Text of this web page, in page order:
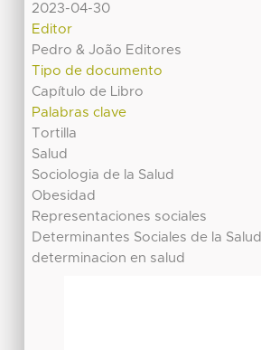
2023-04-30
Editor
Pedro & João Editores
Tipo de documento
Capítulo de Libro
Palabras clave
Tortilla
Salud
Sociologia de la Salud
Obesidad
Representaciones sociales
Determinantes Sociales de la Salud
determinacion en salud